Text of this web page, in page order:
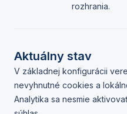
rozhrania.
Aktuálny stav
V základnej konfigurácii
nevyhnutné cookies a
Analytika sa nesmie